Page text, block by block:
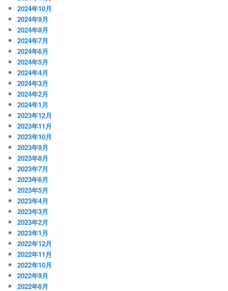
2024年10月
2024年9月
2024年8月
2024年7月
2024年6月
2024年5月
2024年4月
2024年3月
2024年2月
2024年1月
2023年12月
2023年11月
2023年10月
2023年9月
2023年8月
2023年7月
2023年6月
2023年5月
2023年4月
2023年3月
2023年2月
2023年1月
2022年12月
2022年11月
2022年10月
2022年9月
2022年8月